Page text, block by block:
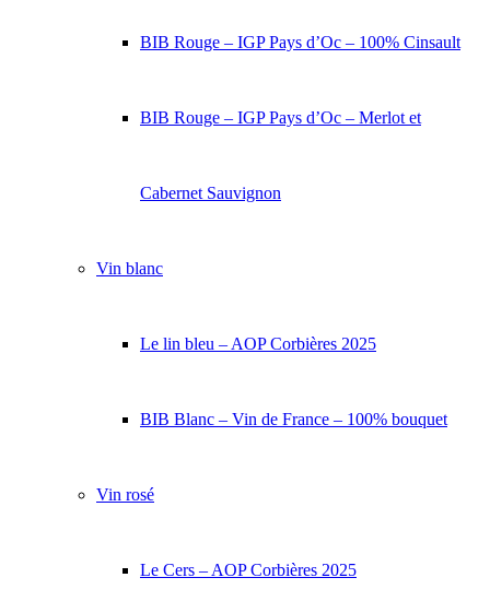
BIB Rouge – IGP Pays d’Oc – 100% Cinsault
BIB Rouge – IGP Pays d’Oc – Merlot et
Cabernet Sauvignon
Vin blanc
Le lin bleu – AOP Corbières 2025
BIB Blanc – Vin de France – 100% bouquet
Vin rosé
Le Cers – AOP Corbières 2025